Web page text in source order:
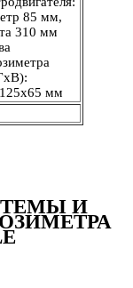
85 мм,
310 мм
мм
И